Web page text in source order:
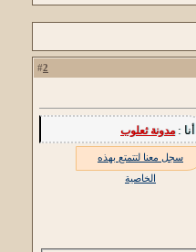
2
أنا :مدونة ثعلوب
سجل معنا لتتمتع بهذه
الخاصية